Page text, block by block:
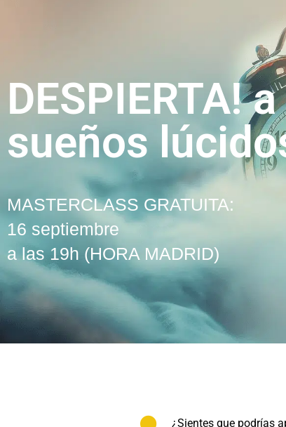
DESPIERTA!
sueños
MASTERCLASS GRATUITA:
16 septiembre
a las 19h (HORA MADRID)
¿Sientes que podrías